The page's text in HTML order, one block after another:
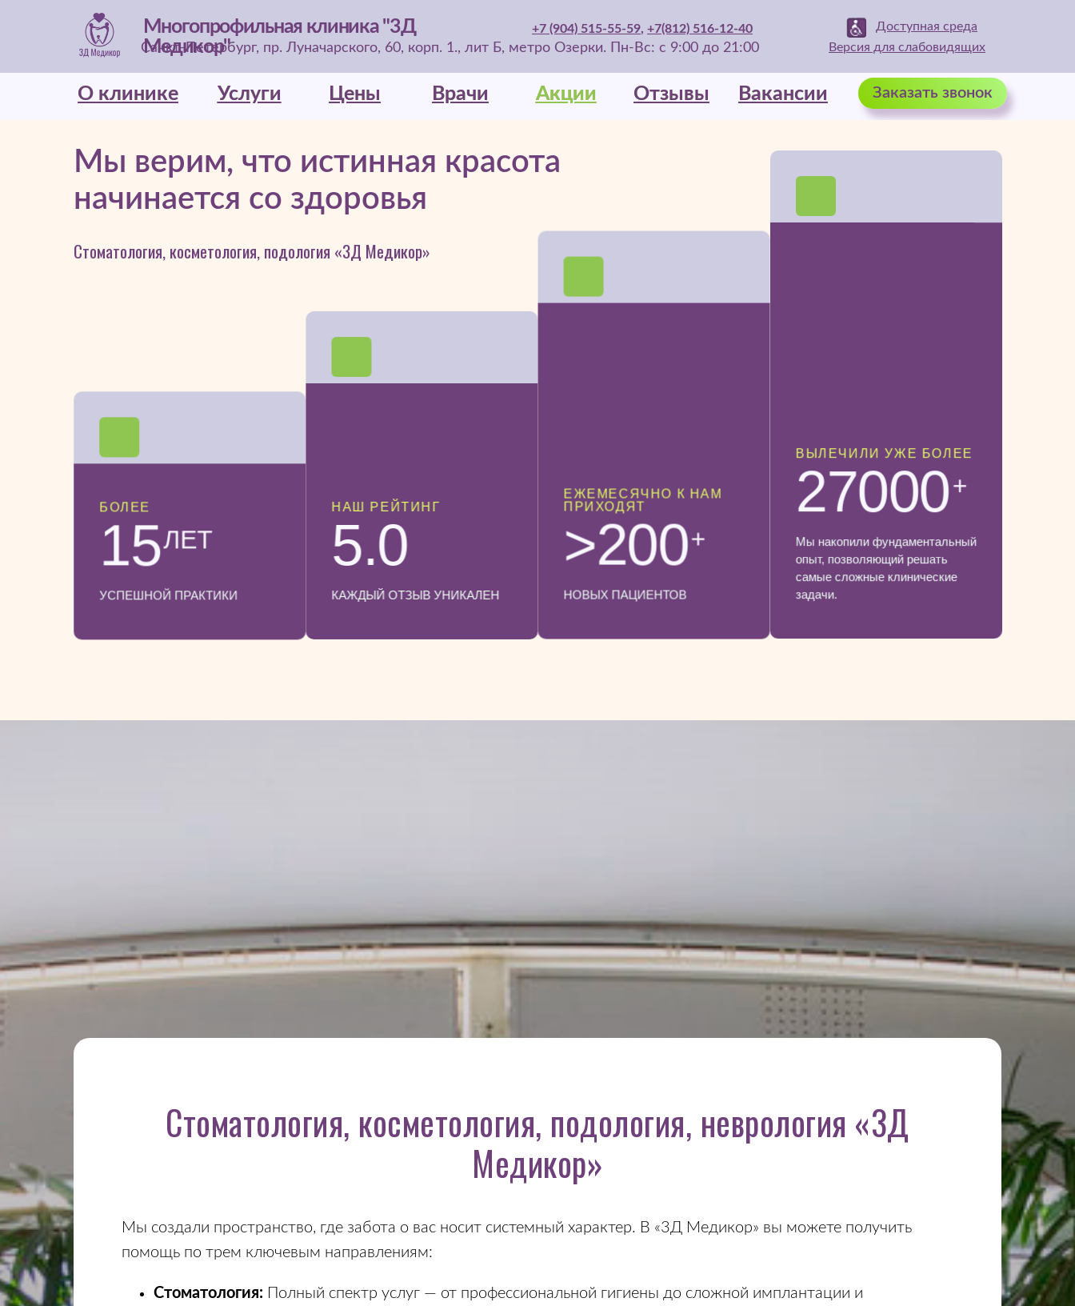
Версия для слабовидящих
Многопрофильная клиника "3Д
Медикор"
Санкт-Петербург, пр. Луначарского, 60, корп. 1., лит Б, метро Озерки. Пн-Вс: с 9:00 до 21:00
+7 (904) 515-55-59, +7(812) 516-12-40
О клинике
О клинике Услуги
Услуги Цены
Цены Врачи
Врачи Акции
Акции Отзывы
Отзывы Вакансии
Вакансии Заказать звонок
Доступная среда
Мы верим, что истинная красота
начинается со здоровья
Стоматология, косметология, подология «3Д Медикор»
БОЛЕЕ
15ЛЕТ
УСПЕШНОЙ ПРАКТИКИ
НАШ РЕЙТИНГ
5.0
КАЖДЫЙ ОТЗЫВ УНИКАЛЕН
ЕЖЕМЕСЯЧНО К НАМ
ПРИХОДЯТ
>200+
НОВЫХ ПАЦИЕНТОВ
ВЫЛЕЧИЛИ УЖЕ БОЛЕЕ
27000+
Мы накопили фундаментальный
опыт, позволяющий решать
самые сложные клинические
задачи.
Стоматология, косметология, подология, неврология «3Д
Медикор»
Мы создали пространство, где забота о вас носит системный характер. В «3Д Медикор» вы можете получить
помощь по трем ключевым направлениям:
Стоматология: Полный спектр услуг — от профессиональной гигиены до сложной имплантации и